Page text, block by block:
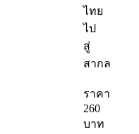
ไทย
ไป
สู่
สากล
ราคา
260
บาท